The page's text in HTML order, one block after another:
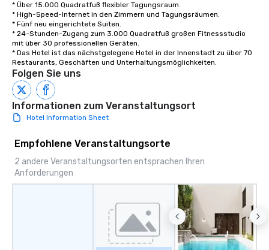
* Über 15.000 Quadratfuß flexibler Tagungsraum.
* High-Speed-Internet in den Zimmern und Tagungsräumen.
* Fünf neu eingerichtete Suiten.
* 24-Stunden-Zugang zum 3.000 Quadratfuß großen Fitnessstudio
mit über 30 professionellen Geräten.
* Das Hotel ist das nächstgelegene Hotel in der Innenstadt zu über 70
Restaurants, Geschäften und Unterhaltungsmöglichkeiten.
Folgen Sie uns
Informationen zum Veranstaltungsort
Hotel Information Sheet
Empfohlene Veranstaltungsorte
2 andere Veranstaltungsorten entsprachen Ihren
Anforderungen